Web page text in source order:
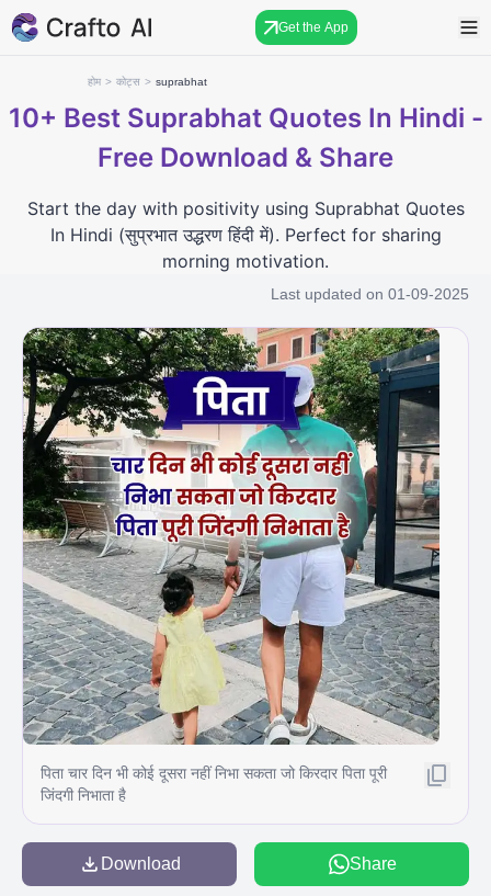
Get the App
होम > कोट्स > suprabhat
10+ Best Suprabhat Quotes In Hindi -
Free Download & Share
Start the day with positivity using Suprabhat Quotes
In Hindi (सुप्रभात उद्धरण हिंदी में). Perfect for sharing
morning motivation.
Last updated on 01-09-2025
पिता चार दिन भी कोई दूसरा नहीं निभा सकता जो किरदार पिता पूरी
जिंदगी निभाता है
Download Share